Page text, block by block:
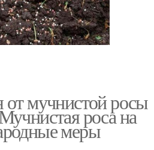
от мучнистой росы
роса на
меры